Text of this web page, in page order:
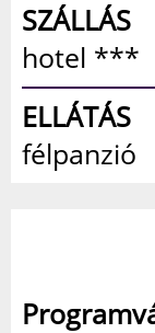
SZÁLLÁS
hotel ***
ELLÁTÁS
félpanzió